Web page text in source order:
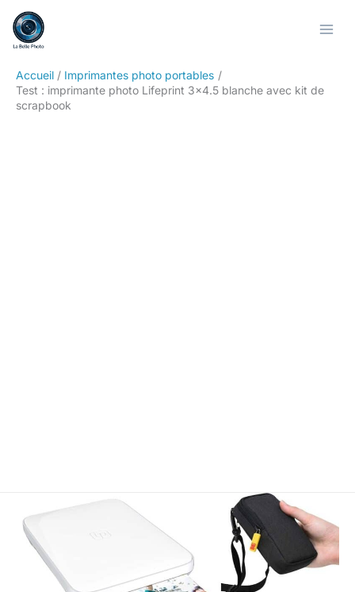
contenu
Accueil
Imprimantes photo portables
Test : imprimante photo Lifeprint 3×4.5 blanche avec kit de
scrapbook
Rechercher